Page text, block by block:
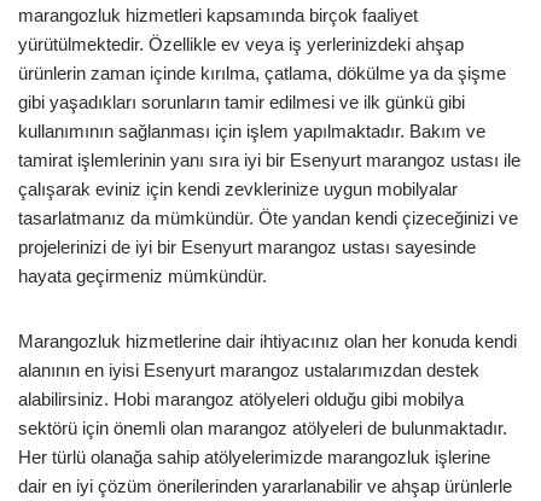
marangozluk hizmetleri kapsamında birçok faaliyet
yürütülmektedir. Özellikle ev veya iş yerlerinizdeki ahşap
ürünlerin zaman içinde kırılma, çatlama, dökülme ya da şişme
gibi yaşadıkları sorunların tamir edilmesi ve ilk günkü gibi
kullanımının sağlanması için işlem yapılmaktadır. Bakım ve
tamirat işlemlerinin yanı sıra iyi bir Esenyurt marangoz ustası ile
çalışarak eviniz için kendi zevklerinize uygun mobilyalar
tasarlatmanız da mümkündür. Öte yandan kendi çizeceğinizi ve
projelerinizi de iyi bir Esenyurt marangoz ustası sayesinde
hayata geçirmeniz mümkündür.
Marangozluk hizmetlerine dair ihtiyacınız olan her konuda kendi
alanının en iyisi Esenyurt marangoz ustalarımızdan destek
alabilirsiniz. Hobi marangoz atölyeleri olduğu gibi mobilya
sektörü için önemli olan marangoz atölyeleri de bulunmaktadır.
Her türlü olanağa sahip atölyelerimizde marangozluk işlerine
dair en iyi çözüm önerilerinden yararlanabilir ve ahşap ürünlerle